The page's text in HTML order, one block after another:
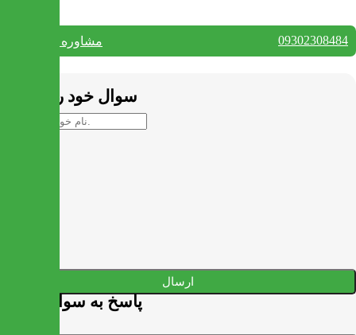
مشاوره واتس آپ 09302308484
سوال خود را بپرسید
ارسال
پاسخ به سوالات شما